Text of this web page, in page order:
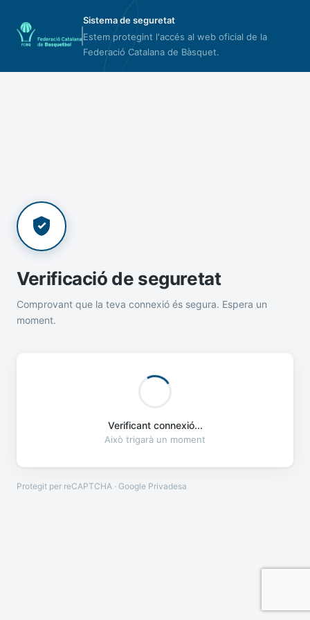
Sistema de seguretat
Estem protegint l'accés al web oficial de la
Federació Catalana de Bàsquet.
Verificació de seguretat
Comprovant que la teva connexió és segura. Espera un
moment.
Verificant connexió...
Això trigarà un moment
Protegit per reCAPTCHA · Google Privadesa